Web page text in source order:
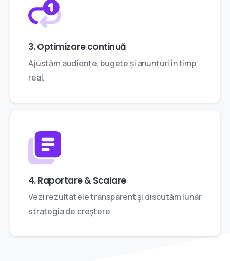
3. Optimizare continuă
Ajustăm audiențe, bugete și anunțuri în timp
real.
4. Raportare & Scalare
Vezi rezultatele transparent și discutăm lunar
strategia de creștere.